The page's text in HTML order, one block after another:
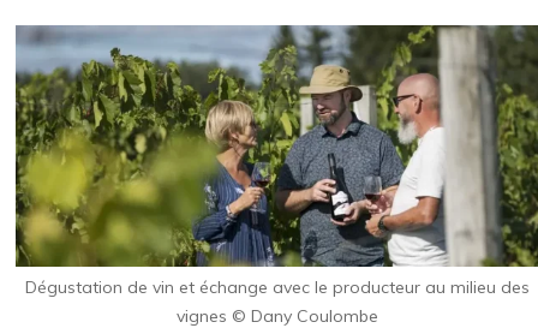
Dégustation de vin et échange avec le producteur au milieu des
vignes © Dany Coulombe